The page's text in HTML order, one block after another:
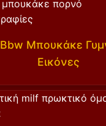
Bbw Μπουκάκε
Εικόνες